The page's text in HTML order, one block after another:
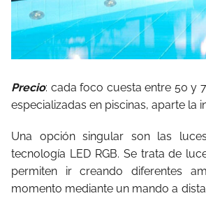
Precio: cada foco cuesta entre 50 y
especializadas en piscinas, aparte la
Una opción singular son las
tecnología LED RGB. Se trata de
permiten ir creando diferentes
momento mediante un mando a